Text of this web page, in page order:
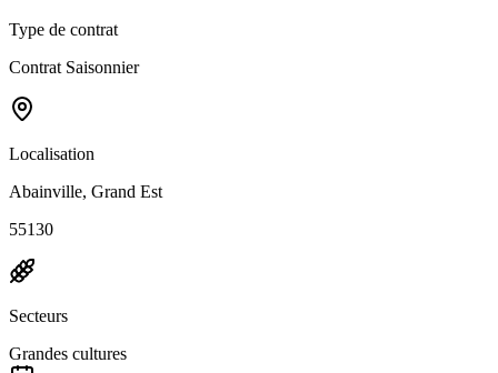
Type de contrat
Contrat Saisonnier
Localisation
Abainville, Grand Est
55130
Secteurs
Grandes cultures